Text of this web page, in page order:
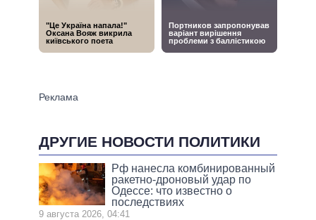
ДРУГИЕ НОВОСТИ ПОЛИТИКИ
Рф нанесла комбинированный
ракетно-дроновый удар по
Одессе: что известно о
последствиях
9 августа 2026, 04:41